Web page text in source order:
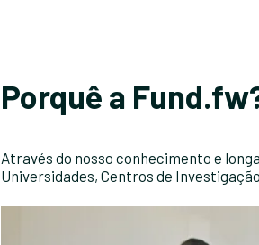
Porquê a
Através do nosso conhecimento e
Universidades, Centros de